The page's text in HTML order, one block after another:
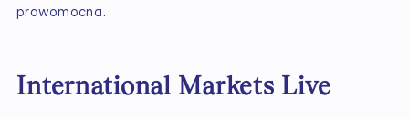
prawomocna.
International Markets Live